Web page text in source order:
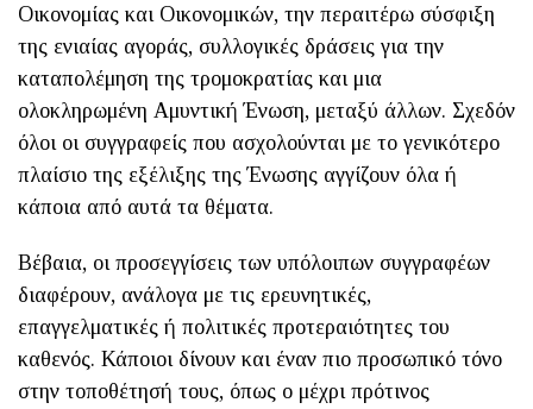
Οικονομίας και Οικονομικών, την περαιτέρω σύσφιξη
της ενιαίας αγοράς, συλλογικές δράσεις για την
καταπολέμηση της τρομοκρατίας και μια
ολοκληρωμένη Αμυντική Ένωση, μεταξύ άλλων. Σχεδόν
όλοι οι συγγραφείς που ασχολούνται με το γενικότερο
πλαίσιο της εξέλιξης της Ένωσης αγγίζουν όλα ή
κάποια από αυτά τα θέματα.
Βέβαια, οι προσεγγίσεις των υπόλοιπων συγγραφέων
διαφέρουν, ανάλογα με τις ερευνητικές,
επαγγελματικές ή πολιτικές προτεραιότητες του
καθενός. Κάποιοι δίνουν και έναν πιο προσωπικό τόνο
στην τοποθέτησή τους, όπως ο μέχρι πρότινος